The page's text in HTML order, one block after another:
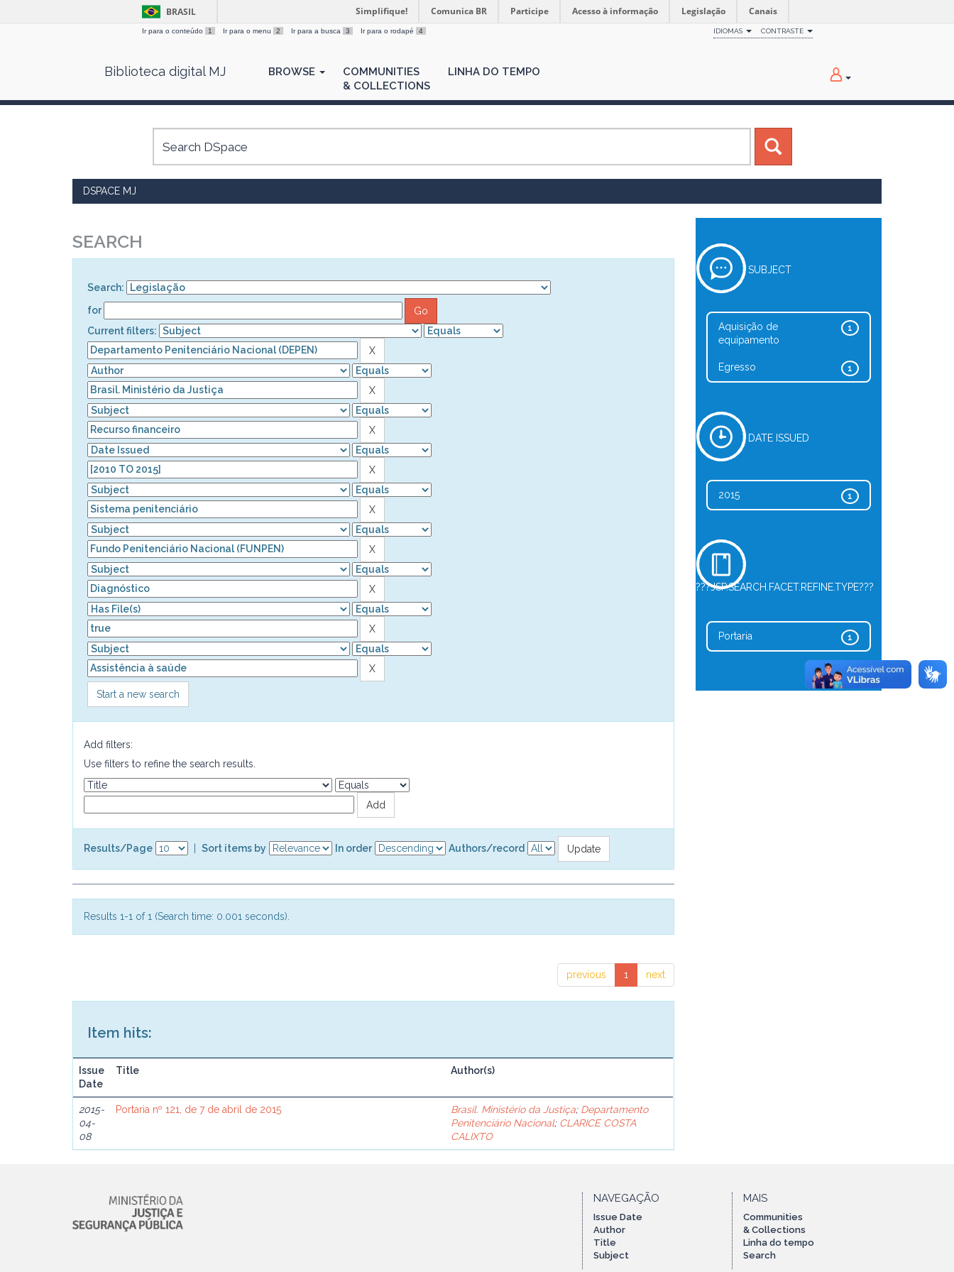
BRASIL Simplifique! Comunica BR Participe Acesso à informação Legislação Canais
Ir para o conteúdo 1 Ir para o menu 2 Ir para a busca 3 Ir para o rodapé 4 IDIOMAS CONTRASTE
Biblioteca digital MJ BROWSE
COMMUNITIES
& COLLECTIONS
LINHA DO TEMPO
DSPACE MJ
SEARCH
Search:
for
Current filters:
Start a new search
Add filters:
Use filters to refine the search results.
Results/Page Sort items by In order Authors/record
Results 1-1 of 1 (Search time: 0.001 seconds).
previous 1 next
Item hits:
Issue
Date
Title Author(s)
2015-
04-
08
Portaria nº 121, de 7 de abril de 2015 Brasil. Ministério da Justiça; Departamento
Penitenciário Nacional; CLARICE COSTA
CALIXTO
SUBJECT
1
Aquisição de
equipamento
1
Egresso
DATE ISSUED
1
2015
???JSP.SEARCH.FACET.REFINE.TYPE???
1
Portaria
NAVEGAÇÃO
Issue Date
Author
Title
Subject
MAIS
Communities
& Collections
Linha do tempo
Search